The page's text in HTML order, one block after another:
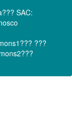
SAC:
???